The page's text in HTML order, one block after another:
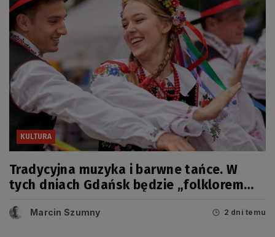
KULTURA
Tradycyjna muzyka i barwne tańce. W
tych dniach Gdańsk będzie „folklorem
Marcin Szumny 2 dni temu